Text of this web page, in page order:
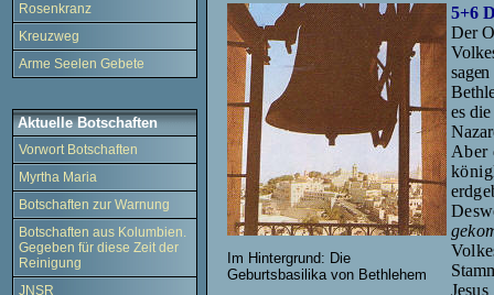
Rosenkranz
Kreuzweg
Arme Seelen Gebete
Aktuelle Botschaften
Vorwort Botschaften
Myrtha Maria
Botschaften zur Warnung
Botschaften aus Kolumbien.
Gegeben für diese Zeit der
Reinigung
JNSR
Im Hintergrund: Die
Geburtsbasilika von Bethlehem
5+6
Der
es
Aber